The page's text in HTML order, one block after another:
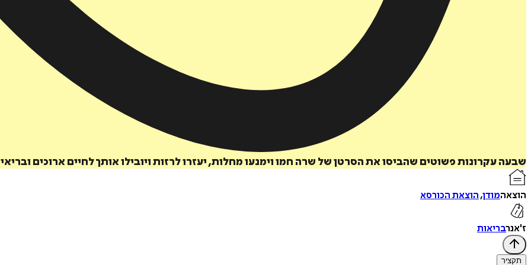
שבעה עקרונות פשוטים שהביסו את הסרטן של שרה חמו וימנעו מחלות, יעזרו לרזות ויובילו אותך לחיים ארוכים
הוצאהמודן,הוצאת הכורסא
ז'אנרבריאות
תקציר